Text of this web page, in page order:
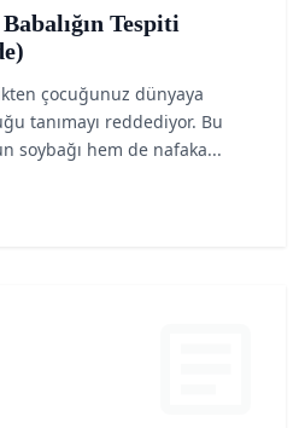
Tespiti
çocuğunuz dünyaya
tanımayı reddediyor. Bu
soybağı hem de nafaka...